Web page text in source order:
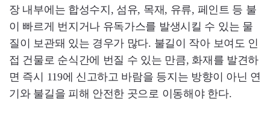
장 내부에는 합성수지, 섬유, 목재, 유류, 페인트 등 불
이 빠르게 번지거나 유독가스를 발생시킬 수 있는 물
질이 보관돼 있는 경우가 많다. 불길이 작아 보여도 인
접 건물로 순식간에 번질 수 있는 만큼, 화재를 발견하
면 즉시 119에 신고하고 바람을 등지는 방향이 아닌 연
기와 불길을 피해 안전한 곳으로 이동해야 한다.